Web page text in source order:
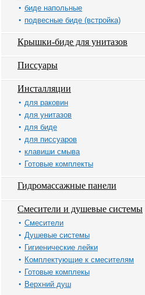
биде напольные
подвесные биде (встройка)
Крышки-биде для унитазов
Писсуары
Инсталляции
для раковин
для унитазов
для биде
для писсуаров
клавиши смыва
Готовые комплекты
Гидромассажные панели
Смесители и душевые системы
Смесители
Душевые системы
Гигиенические лейки
Комплектующие к смесителям
Готовые комплекы
Верхний душ